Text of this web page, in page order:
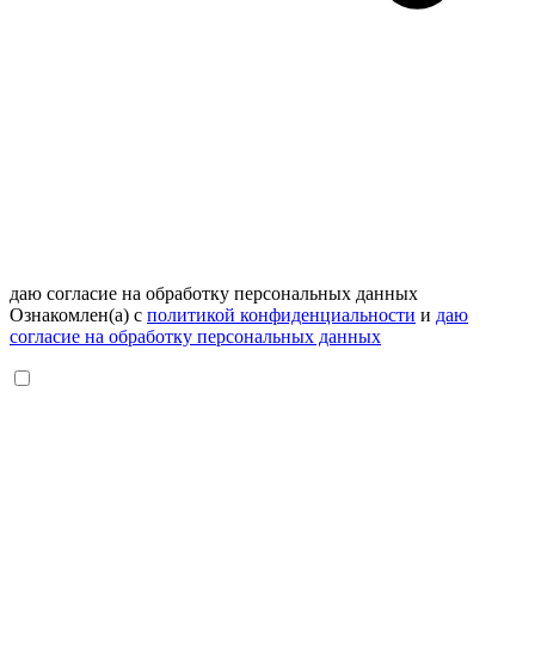
даю согласие на обработку персональных данных
Ознакомлен(а) с политикой конфиденциальности и даю
согласие на обработку персональных данных